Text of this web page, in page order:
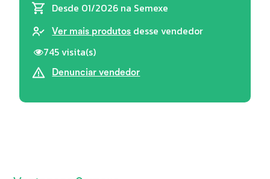
Desde 01/2026 na Semexe
Ver mais produtos desse vendedor
745 visita(s)
Denunciar vendedor